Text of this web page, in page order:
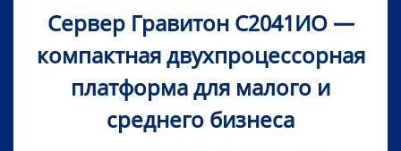
Сервер Гравитон С2041ИО —
компактная двухпроцессорная
платформа для малого и
среднего бизнеса